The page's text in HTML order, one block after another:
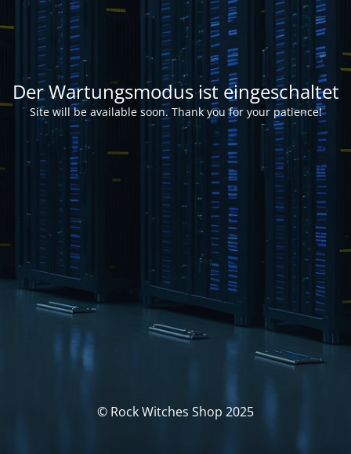
Der Wartungsmodus ist eingeschaltet
Site will be available soon. Thank you for your patience!
© Rock Witches Shop 2025